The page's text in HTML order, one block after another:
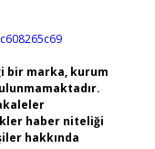
bir marka, kurum
haber niteliği
hakkında